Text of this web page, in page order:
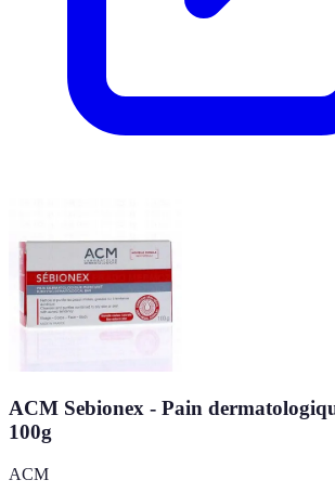
ACM Sebionex - Pain
100g
ACM